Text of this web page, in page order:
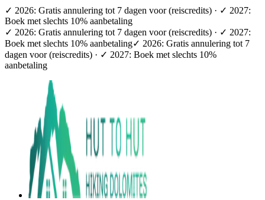
✓ 2026: Gratis annulering tot 7 dagen voor (reiscredits) · ✓ 2027:
Boek met slechts 10% aanbetaling
✓ 2026: Gratis annulering tot 7 dagen voor (reiscredits) · ✓ 2027:
Boek met slechts 10% aanbetaling✓ 2026: Gratis annulering tot 7
dagen voor (reiscredits) · ✓ 2027: Boek met slechts 10%
aanbetaling